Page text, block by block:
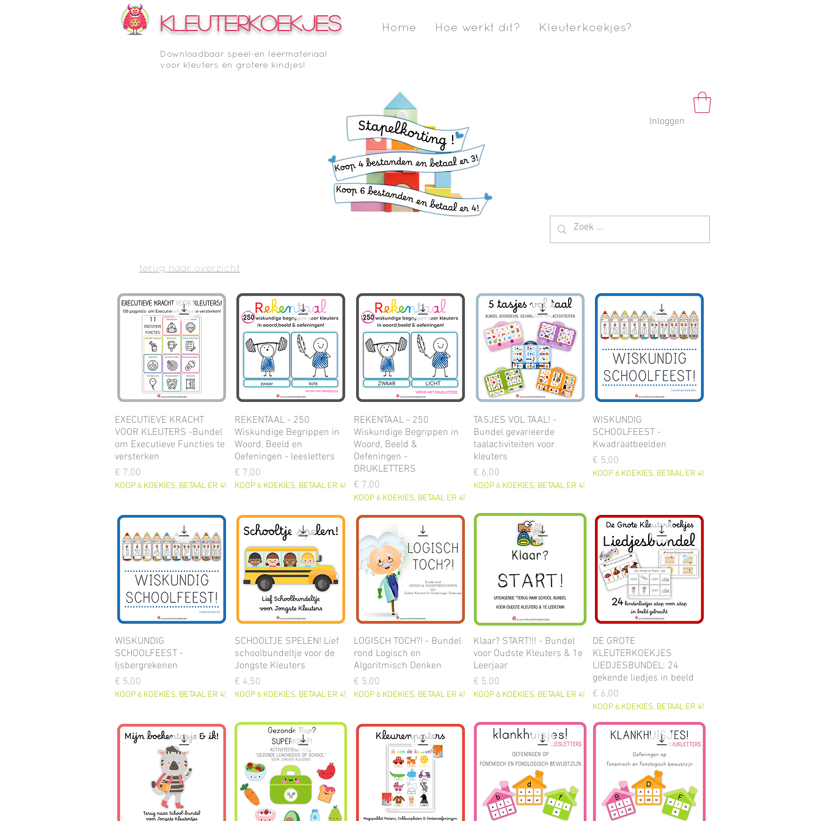
KLEUTERKOEKJES Home Hoe werkt dit? Kleuterkoekjes?
Downloadbaar speel-en leermateriaal
voor kleuters en grotere kindjes!
Inloggen
terug naar overzicht
EXECUTIEVE KRACHT
VOOR KLEUTERS -Bundel
om Executieve Functies te
versterken
Prijs
€ 7,00
KOOP 6 KOEKIES, BETAAL ER 4!
REKENTAAL - 250
Wiskundige Begrippen in
Woord, Beeld en
Oefeningen - leesletters
Prijs
€ 7,00
KOOP 6 KOEKIES, BETAAL ER 4!
REKENTAAL - 250
Wiskundige Begrippen in
Woord, Beeld &
Oefeningen -
DRUKLETTERS
Prijs
€ 7,00
KOOP 6 KOEKIES, BETAAL ER 4!
TASJES VOL TAAL! -
Bundel gevarieerde
taalactiviteiten voor
kleuters
Prijs
€ 6,00
KOOP 6 KOEKIES, BETAAL ER 4!
WISKUNDIG
SCHOOLFEEST -
Kwadraatbeelden
Prijs
€ 5,00
KOOP 6 KOEKIES, BETAAL ER 4!
WISKUNDIG
SCHOOLFEEST -
Ijsbergrekenen
Prijs
€ 5,00
KOOP 6 KOEKIES, BETAAL ER 4!
SCHOOLTJE SPELEN! Lief
schoolbundeltje voor de
Jongste Kleuters
Prijs
€ 4,50
KOOP 6 KOEKIES, BETAAL ER 4!
LOGISCH TOCH?! - Bundel
rond Logisch en
Algoritmisch Denken
Prijs
€ 5,00
KOOP 6 KOEKIES, BETAAL ER 4!
Klaar? START!!! - Bundel
voor Oudste Kleuters & 1e
Leerjaar
Prijs
€ 5,00
KOOP 6 KOEKIES, BETAAL ER 4!
DE GROTE
KLEUTERKOEKJES
LIEDJESBUNDEL: 24
gekende liedjes in beeld
Prijs
€ 6,00
KOOP 6 KOEKIES, BETAAL ER 4!